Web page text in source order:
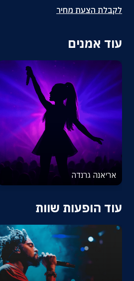
לקבלת הצעת מחיר
עוד אמנים
אריאנה גרנדה
עוד הופעות שוות